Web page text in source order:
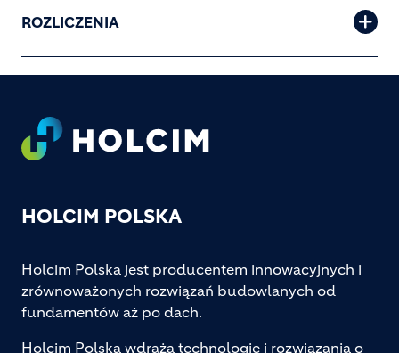
ROZLICZENIA
Footer
HOLCIM POLSKA
Holcim Polska jest producentem innowacyjnych i
zrównoważonych rozwiązań budowlanych od
fundamentów aż po dach.
Holcim Polska wdraża technologie i rozwiązania o